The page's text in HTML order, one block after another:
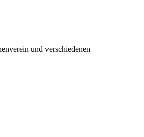
und verschiedenen